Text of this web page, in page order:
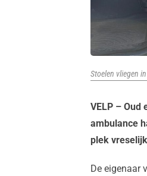
Stoelen vliegen
VELP – Oud
ambulance
plek
De eigenaar